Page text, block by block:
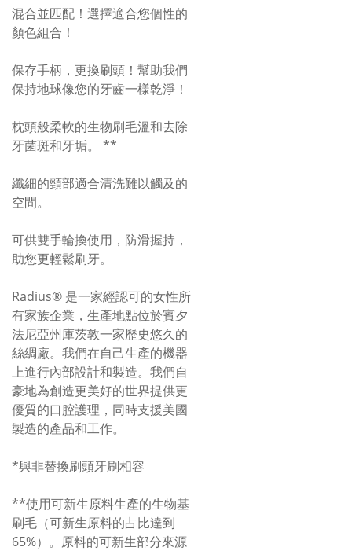
混合並匹配！選擇適合您個性的
顏色組合！
保存手柄，更換刷頭！幫助我們
保持地球像您的牙齒一樣乾淨！
枕頭般柔軟的生物刷毛溫和去除
牙菌斑和牙垢。 **
纖細的頸部適合清洗難以觸及的
空間。
可供雙手輪換使用，防滑握持，
助您更輕鬆刷牙。
Radius® 是一家經認可的女性所
有家族企業，生產地點位於賓夕
法尼亞州庫茨敦一家歷史悠久的
絲綢廠。我們在自己生產的機器
上進行內部設計和製造。我們自
豪地為創造更美好的世界提供更
優質的口腔護理，同時支援美國
製造的產品和工作。
*與非替換刷頭牙刷相容
**使用可新生原料生產的生物基
刷毛（可新生原料的占比達到
65%）。原料的可新生部分來源